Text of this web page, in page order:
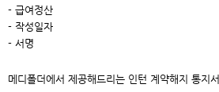
- 급여정산
- 작성일자
- 서명
메디폴더에서 제공해드리는 인턴 계약해지 통지